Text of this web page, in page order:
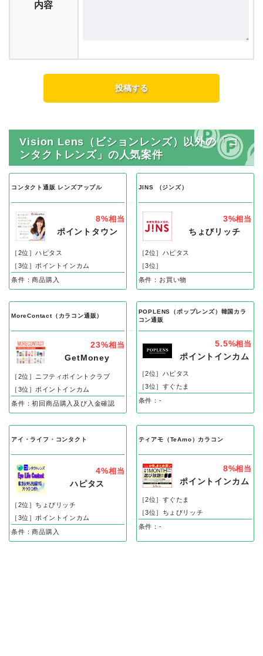
内容
Vision Lens（ビションレンズ）以外の「コ
ンタクトレンズ」の人気案件
コンタクト通販 レンズアップル
8%相当
ポイントタウン
［2位］ハピタス
［3位］ポイントインカム
条件：商品購入
JINS （ジンズ）
3%相当
ちょびリッチ
［2位］ハピタス
［3位］
条件：お買い物
MoreContact（カラコン通販）
23%相当
GetMoney
［2位］ニフティポイントクラブ
［3位］ポイントインカム
条件：初回商品購入及び入金確認
POPLENS（ポップレンズ）韓国カラ
コン通販
5.5%相当
ポイントインカム
［2位］ハピタス
［3位］すぐたま
条件：-
アイ・ライフ・コンタクト
4%相当
ハピタス
［2位］ちょびリッチ
［3位］ポイントインカム
条件：商品購入
ティアモ（TeAmo）カラコン
8%相当
ポイントインカム
［2位］すぐたま
［3位］ちょびリッチ
条件：-